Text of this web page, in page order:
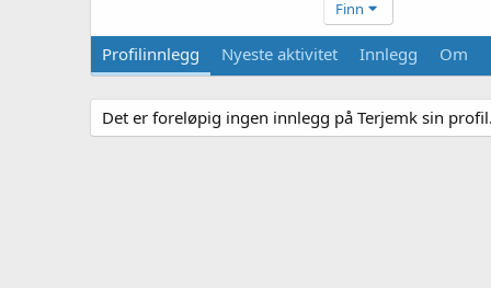
Finn
Profilinnlegg Nyeste aktivitet Innlegg Om
Det er foreløpig ingen innlegg på Terjemk sin profil.